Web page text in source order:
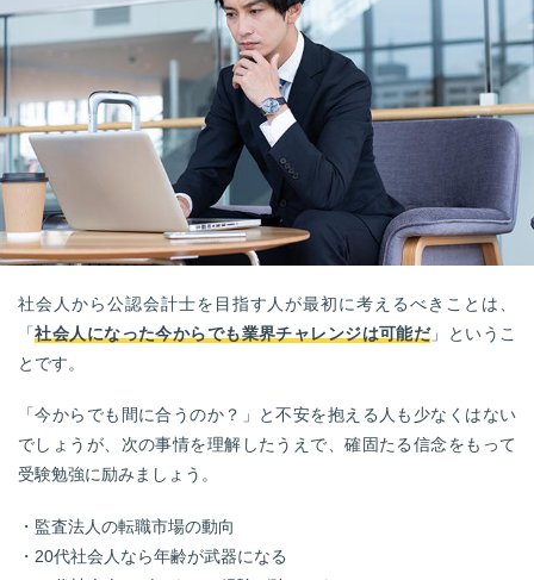
社会人から公認会計士を目指す人が最初に考えるべきことは、
「社会人になった今からでも業界チャレンジは可能だ」というこ
とです。
「今からでも間に合うのか？」と不安を抱える人も少なくはない
でしょうが、次の事情を理解したうえで、確固たる信念をもって
受験勉強に励みましょう。
・監査法人の転職市場の動向
・20代社会人なら年齢が武器になる